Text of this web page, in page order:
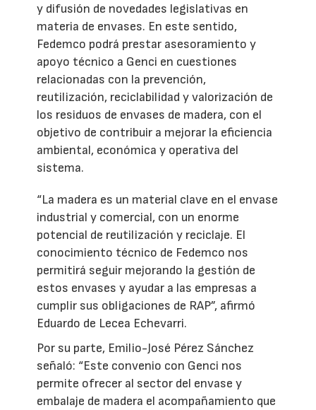
y difusión de novedades legislativas en
materia de envases. En este sentido,
Fedemco podrá prestar asesoramiento y
apoyo técnico a Genci en cuestiones
relacionadas con la prevención,
reutilización, reciclabilidad y valorización de
los residuos de envases de madera, con el
objetivo de contribuir a mejorar la eficiencia
ambiental, económica y operativa del
sistema.
“La madera es un material clave en el envase
industrial y comercial, con un enorme
potencial de reutilización y reciclaje. El
conocimiento técnico de Fedemco nos
permitirá seguir mejorando la gestión de
estos envases y ayudar a las empresas a
cumplir sus obligaciones de RAP”, afirmó
Eduardo de Lecea Echevarri.
Por su parte, Emilio-José Pérez Sánchez
señaló: “Este convenio con Genci nos
permite ofrecer al sector del envase y
embalaje de madera el acompañamiento que